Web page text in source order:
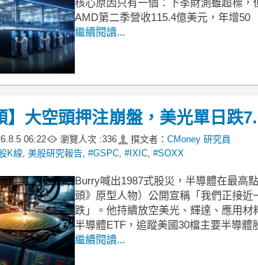
AMD第二季營收115.4億美元，年增50
繼續閱讀...
】大空頭押注崩盤，美光單日跌
06:22 瀏覽人次 :336 撰文者： CMoney 研究員
K線 美股研究報告 #GSPC #IXIC #SOXX
Burry喊出1987式股災，半導體在最高
頭》原型人物）公開宣稱「我們正接
跌」。他持續放空美光、輝達、應用
半導體ETF，追蹤美國30檔主要半導體
繼續閱讀...